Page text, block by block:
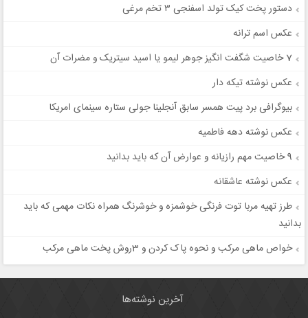
دستور پخت کیک تولد اسفنجی ۳ تخم مرغی
عکس اسم ترانه
7 خاصیت شگفت انگیز جوهر لیمو یا اسید سیتریک و مضرات آن
عکس نوشته تیکه دار
بیوگرافی برد پیت همسر سابق آنجلینا جولی ستاره سینمای امریکا
عکس نوشته دهه فاطمیه
9 خاصیت مهم رازیانه و عوارض آن که باید بدانید
عکس نوشته عاشقانه
طرز تهیه مربا توت فرنگی خوشمزه و خوشرنگ همراه نکات مهمی که باید
بدانید
خواص ماهی مرکب و نحوه پاک کردن و 3روش پخت ماهی مرکب
آخرین نوشته‌ها